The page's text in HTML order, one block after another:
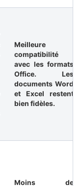
Meilleure
compatibilité
avec les formats
Office. Les
documents Word
et Excel restent
bien fidèles.
Moins de